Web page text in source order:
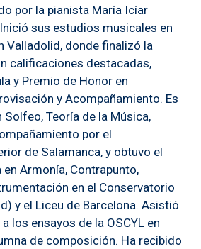
por la pianista María Icíar
sus estudios musicales en
Valladolid, donde finalizó la
calificaciones destacadas,
y Premio de Honor en
y Acompañamiento. Es
Teoría de la Música,
por el
de Salamanca, y obtuvo el
Armonía, Contrapunto,
en el Conservatorio
y el Liceu de Barcelona. Asistió
los ensayos de la OSCYL en
de composición. Ha recibido